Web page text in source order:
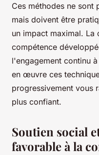
Ces méthodes ne sont
mais doivent être
un impact maximal. La
compétence
l'engagement continu
en œuvre ces
progressivement vous
plus confiant.
Soutien social
favorable à la